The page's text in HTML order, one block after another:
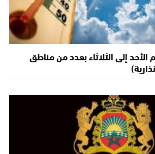
إلى الثلاثاء بعدد من مناطق